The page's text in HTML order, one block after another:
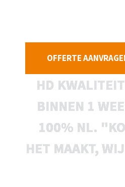
OFFERTE
HD
BINNEN 1
100% NL.
HET MAAKT,